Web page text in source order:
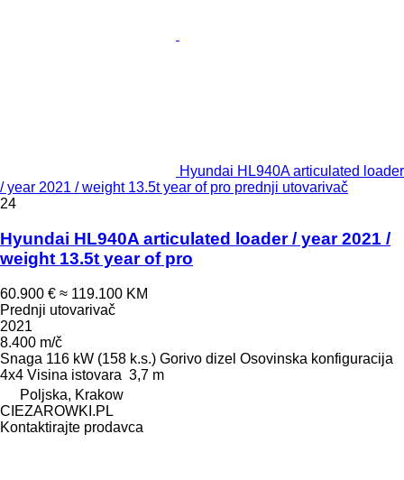
Hyundai HL940A articulated loader
/ year 2021 / weight 13.5t year of pro prednji utovarivač
24
Hyundai HL940A articulated loader / year 2021 /
weight 13.5t year of pro
60.900 € ≈ 119.100 KM
Prednji utovarivač
2021
8.400 m/č
Snaga 116 kW (158 k.s.) Gorivo dizel Osovinska konfiguracija
4x4 Visina istovara 3,7 m
Poljska, Krakow
CIEZAROWKI.PL
Kontaktirajte prodavca